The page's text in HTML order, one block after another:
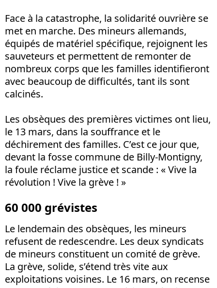
Face à la catastrophe, la solidarité ouvrière se
met en marche. Des mineurs allemands,
équipés de matériel spécifique, rejoignent les
sauveteurs et permettent de remonter de
nombreux corps que les familles identifieront
avec beaucoup de difficultés, tant ils sont
calcinés.
Les obsèques des premières victimes ont lieu,
le 13 mars, dans la souffrance et le
déchirement des familles. C’est ce jour que,
devant la fosse commune de Billy-Montigny,
la foule réclame justice et scande : « Vive la
révolution ! Vive la grève ! »
60 000 grévistes
Le lendemain des obsèques, les mineurs
refusent de redescendre. Les deux syndicats
de mineurs constituent un comité de grève.
La grève, solide, s’étend très vite aux
exploitations voisines. Le 16 mars, on recense